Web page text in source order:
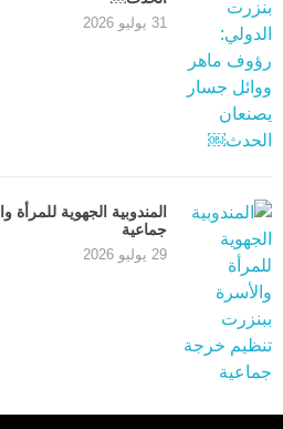
31 يوليو 2026
المندوبية الجهوية
جماعية
29 يوليو 2026